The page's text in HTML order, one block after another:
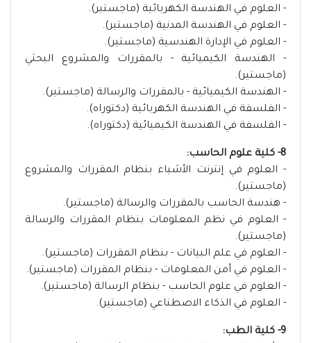
- العلوم في الهندسة الكهربائية (ماجستير).
- العلوم في الهندسة المدنية (ماجستير).
- العلوم في الإدارة الهندسية (ماجستير).
- الهندسة الكيميائية - بالمقررات والمشروع البحثي
(ماجستير).
- الهندسة الكيميائية - بالمقررات والرسالة (ماجستير).
- الفلسفة في الهندسة الكهربائية (دكتوراه).
- الفلسفة في الهندسة الكيميائية (دكتوراه).
8- كلية علوم الحاسب:
- العلوم في إنترنت الأشياء بنظام المقررات والمشروع
(ماجستير).
- هندسة الحاسب بالمقررات والرسالة (ماجستير).
- العلوم في نظم المعلومات بنظام المقررات والرسالة
(ماجستير).
- العلوم في علم البيانات - بنظام المقررات (ماجستير).
- العلوم في أمن المعلومات - بنظام المقررات (ماجستير).
- العلوم في علوم الحاسب - بنظام الرسالة (ماجستير).
- العلوم في الذكاء الاصطناعي (ماجستير).
9- كلية الطب: